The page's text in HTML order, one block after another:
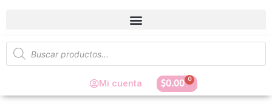
Mi cuenta $0.00 0